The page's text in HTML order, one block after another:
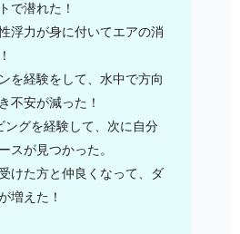
で潜れた！
浮力が身に付いてエアの消
を経験をして、水中で方向
不安が減った！
ングを経験して、次に自分
スが見つかった。
けた方と仲良くなって、ダ
増えた！